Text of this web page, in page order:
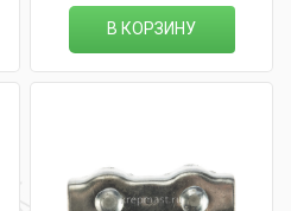
В КОРЗИНУ